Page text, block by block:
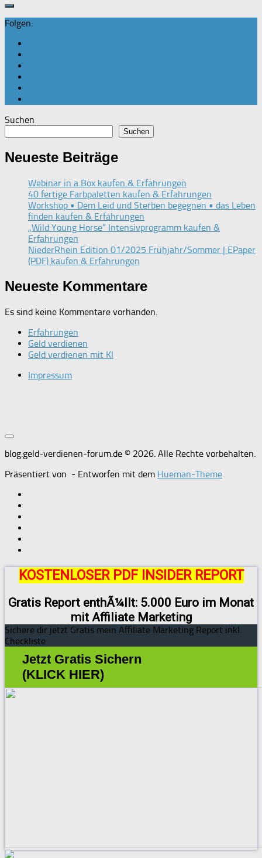
Folgen:
Suchen
Suchen
Neueste Beiträge
Webinar in a Box kaufen & Erfahrungen
40 fertige Farbpaletten kaufen & Erfahrungen
Workshop • Dem Leid und Sterben begegnen • das Leben
finden kaufen & Erfahrungen
„Wild Young Horse“ Intensivprogramm kaufen &
Erfahrungen
NiederRhein Edition 01/2025 Frühjahr/Sommer | EPaper
(PDF) kaufen & Erfahrungen
Neueste Kommentare
Es sind keine Kommentare vorhanden.
Erfahrungen
Geld verdienen
Geld verdienen mit KI
Impressum
blog.geld-verdienen-forum.de © 2026. Alle Rechte vorbehalten.
Präsentiert von - Entworfen mit dem Hueman-Theme
KOSTENLOSER PDF INSIDER REPORT
Gratis Report enthÃ¼llt: 5.000 Euro im Monat
mit Affiliate Marketing
Sichere dir jetzt Gratis mein Affiliate Marketing Report inkl.
Checkliste
Jetzt Gratis Sichern
(KLICK HIER)